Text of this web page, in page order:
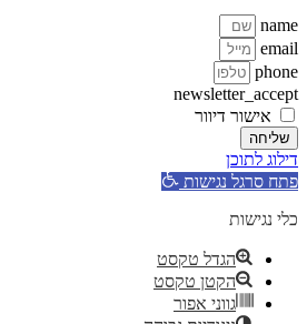
name
email
phone
newsletter_accept
אישור דיוור
שליחה
דילוג לתוכן
פתח סרגל נגישות
כלי נגישות
הגדל טקסט
הקטן טקסט
גווני אפור